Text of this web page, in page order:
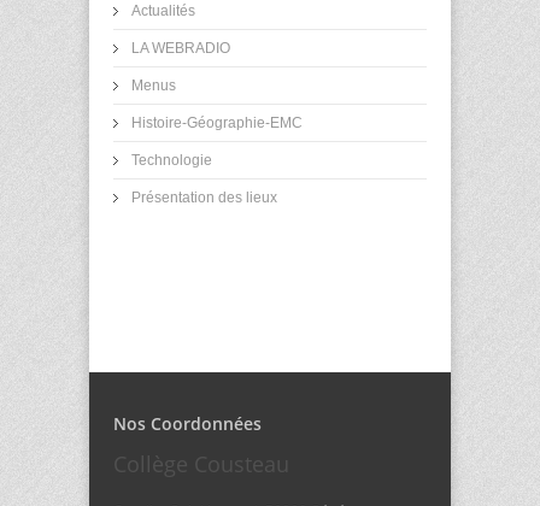
Actualités
LA WEBRADIO
Menus
Histoire-Géographie-EMC
Technologie
Présentation des lieux
Nos Coordonnées
Collège Cousteau